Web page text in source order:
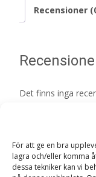
För att ge en bra
lagra och/eller komma
dessa tekniker kan vi
Recensioner
Det finns inga
Bli först
Din e-postadress
är märkta*